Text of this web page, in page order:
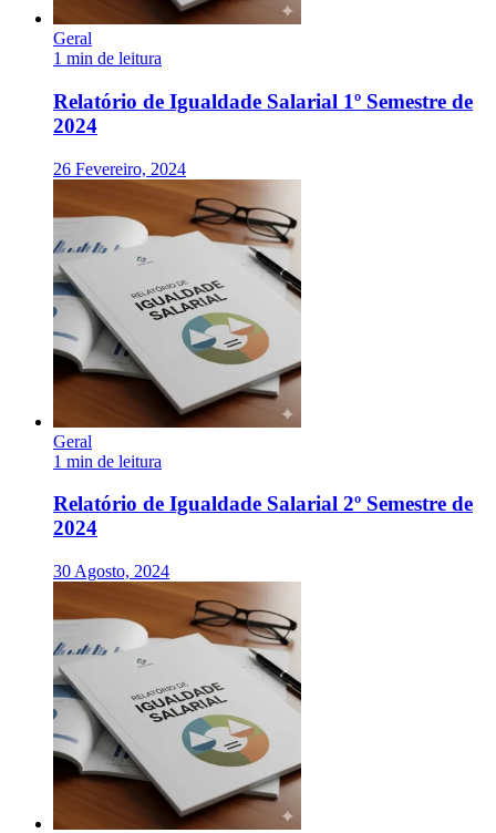
Geral
1 min de leitura
Relatório de Igualdade Salarial 1º Semestre de
2024
26 Fevereiro, 2024
Geral
1 min de leitura
Relatório de Igualdade Salarial 2º Semestre de
2024
30 Agosto, 2024